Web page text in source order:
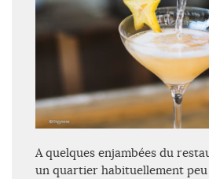
A quelques enjambées du
un quartier habituellement peu